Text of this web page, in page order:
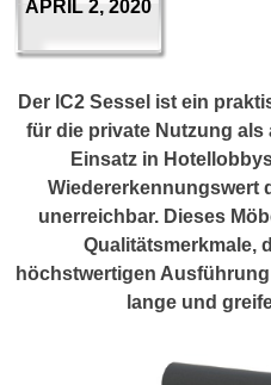
APRIL 2, 2020
Der lC2 Sessel ist ein
für die private Nutzung
Einsatz in
Wiedererkennungswert
unerreichbar. Dieses
Qualitätsmerkmale,
höchstwertigen
lange und